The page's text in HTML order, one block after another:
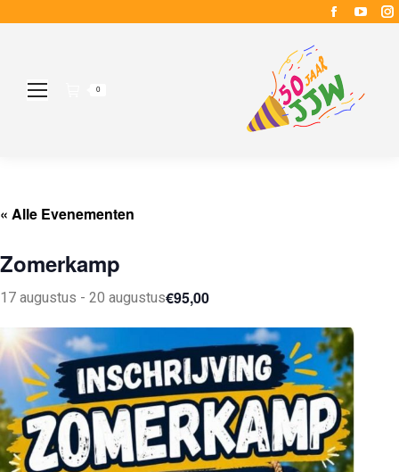
in
new
0
« Alle Evenementen
Zomerkamp
17 augustus - 20 augustus€95,00